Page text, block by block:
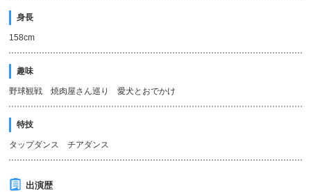
身長
158cm
趣味
野球観戦 焼肉屋さん巡り 愛犬とおでかけ
特技
タップダンス チアダンス
出演歴